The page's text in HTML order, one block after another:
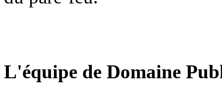
L'équipe de Domaine